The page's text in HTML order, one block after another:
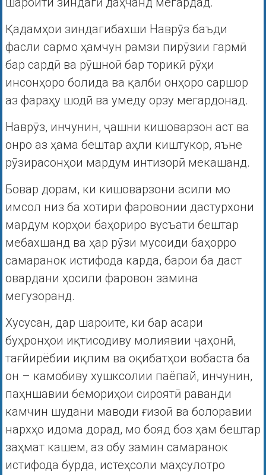
Қадамҳои зиндагибахши Наврӯз баъди
фасли сармо ҳамчун рамзи пирӯзии гармӣ
бар сардӣ ва рӯшноӣ бар торикӣ рӯҳи
инсонҳоро болида ва қалби онҳоро саршор
аз фараҳу шодӣ ва умеду орзу мегардонад.
Наврӯз, инчунин, ҷашни кишоварзон аст ва
онро аз ҳама бештар аҳли киштукор, яъне
рӯзирасонҳои мардум интизорӣ мекашанд.
Бовар дорам, ки кишоварзони асили мо
имсол низ ба хотири фаровонии дастурхони
мардум корҳои баҳориро вусъати бештар
мебахшанд ва ҳар рӯзи мусоиди баҳорро
самаранок истифода карда, барои ба даст
овардани ҳосили фаровон замина
мегузоранд.
Хусусан, дар шароите, ки бар асари
буҳронҳои иқтисодиву молиявии ҷаҳонӣ,
тағйирёбии иқлим ва оқибатҳои вобаста ба
он – камобиву хушксолии паёпай, инчунин,
паҳншавии бемориҳои сироятӣ раванди
камчин шудани маводи ғизоӣ ва болоравии
нархҳо идома дорад, мо бояд боз ҳам бештар
заҳмат кашем, аз обу замин самаранок
истифода бурда, истеҳсоли маҳсулотро